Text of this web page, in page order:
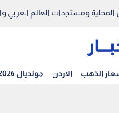
المحلية ومستجدات العالم العربي
الذهب الأردن مونديال 2026